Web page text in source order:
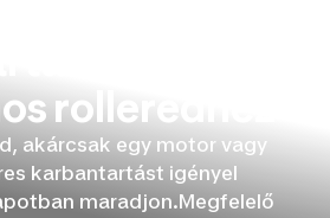
útmutató
rolleredhez
akárcsak egy motor vagy
karbantartást igényel
maradjon.Megfelelő